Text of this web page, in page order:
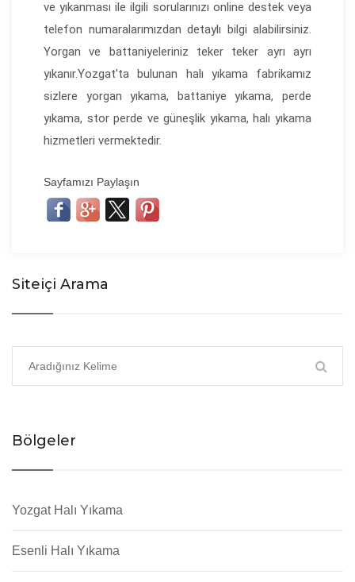
ve yıkanması ile ilgili sorularınızı online destek veya
telefon numaralarımızdan detaylı bilgi alabilirsiniz.
Yorgan ve battaniyeleriniz teker teker ayrı ayrı
yıkanır.Yozgat'ta bulunan halı yıkama fabrikamız
sizlere yorgan yıkama, battaniye yıkama, perde
yıkama, stor perde ve güneşlik yıkama, halı yıkama
hizmetleri vermektedir.
Sayfamızı Paylaşın
Siteiçi Arama
Bölgeler
Yozgat Halı Yıkama
Esenli Halı Yıkama